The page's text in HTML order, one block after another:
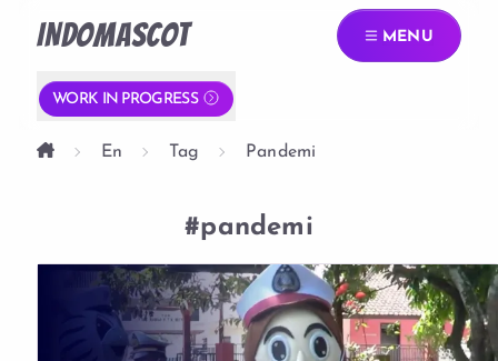
INDOMASCOT MENU
WORK IN PROGRESS
En Tag Pandemi
#pandemi